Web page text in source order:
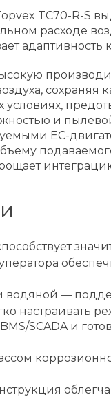
TC70-R-
расходе
сохраняя
и
ЕС-
—
SCADA и